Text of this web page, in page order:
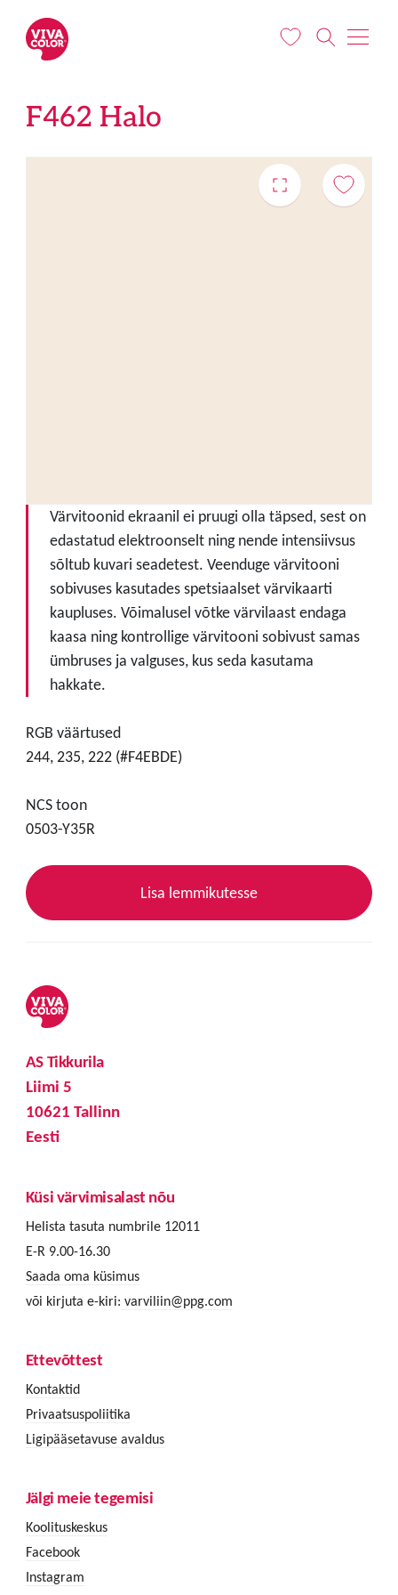
F462 Halo
Värvitoonid ekraanil ei pruugi olla täpsed, sest on
edastatud elektroonselt ning nende intensiivsus
sõltub kuvari seadetest. Veenduge värvitooni
sobivuses kasutades spetsiaalset värvikaarti
kaupluses. Võimalusel võtke värvilaast endaga
kaasa ning kontrollige värvitooni sobivust samas
ümbruses ja valguses, kus seda kasutama
hakkate.
RGB väärtused
244, 235, 222 (#F4EBDE)
NCS toon
0503-Y35R
Lisa lemmikutesse
AS Tikkurila
Liimi 5
10621 Tallinn
Eesti
Küsi värvimisalast nõu
Helista tasuta numbrile 12011
E-R 9.00-16.30
Saada oma küsimus
või kirjuta e-kiri: varviliin@ppg.com
Ettevõttest
Kontaktid
Privaatsuspoliitika
Ligipääsetavuse avaldus
Jälgi meie tegemisi
Koolituskeskus
Facebook
Instagram